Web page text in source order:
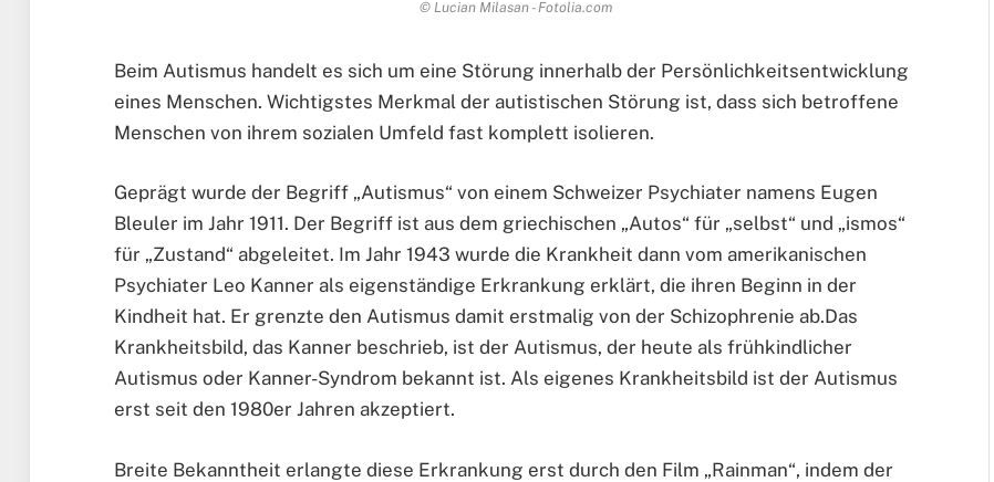
© Lucian Milasan - Fotolia.com
Beim Autismus handelt es sich um eine Störung innerhalb der Persönlichkeitsentwicklung
eines Menschen. Wichtigstes Merkmal der autistischen Störung ist, dass sich betroffene
Menschen von ihrem sozialen Umfeld fast komplett isolieren.
Geprägt wurde der Begriff „Autismus“ von einem Schweizer Psychiater namens Eugen
Bleuler im Jahr 1911. Der Begriff ist aus dem griechischen „Autos“ für „selbst“ und „ismos“
für „Zustand“ abgeleitet. Im Jahr 1943 wurde die Krankheit dann vom amerikanischen
Psychiater Leo Kanner als eigenständige Erkrankung erklärt, die ihren Beginn in der
Kindheit hat. Er grenzte den Autismus damit erstmalig von der Schizophrenie ab.Das
Krankheitsbild, das Kanner beschrieb, ist der Autismus, der heute als frühkindlicher
Autismus oder Kanner-Syndrom bekannt ist. Als eigenes Krankheitsbild ist der Autismus
erst seit den 1980er Jahren akzeptiert.
Breite Bekanntheit erlangte diese Erkrankung erst durch den Film „Rainman“, indem der